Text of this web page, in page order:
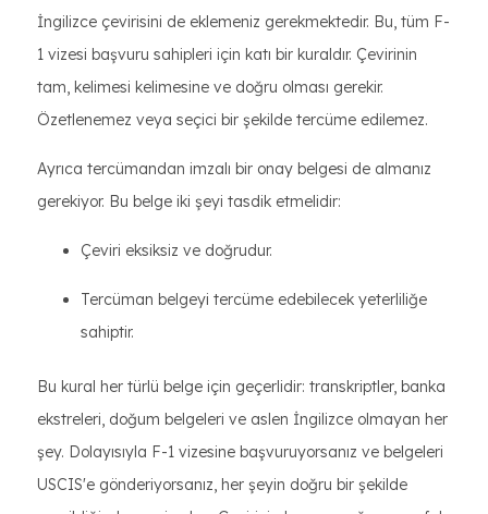
İngilizce çevirisini de eklemeniz gerekmektedir. Bu, tüm F-
1 vizesi başvuru sahipleri için katı bir kuraldır. Çevirinin
tam, kelimesi kelimesine ve doğru olması gerekir.
Özetlenemez veya seçici bir şekilde tercüme edilemez.
Ayrıca tercümandan imzalı bir onay belgesi de almanız
gerekiyor. Bu belge iki şeyi tasdik etmelidir:
Çeviri eksiksiz ve doğrudur.
Tercüman belgeyi tercüme edebilecek yeterliliğe
sahiptir.
Bu kural her türlü belge için geçerlidir: transkriptler, banka
ekstreleri, doğum belgeleri ve aslen İngilizce olmayan her
şey. Dolayısıyla F-1 vizesine başvuruyorsanız ve belgeleri
USCIS'e gönderiyorsanız, her şeyin doğru bir şekilde